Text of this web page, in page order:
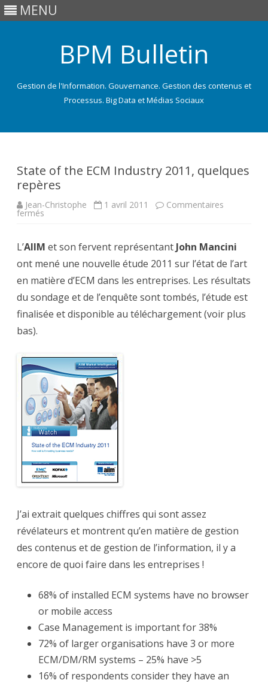
MENU
BPM Bulletin
Gestion de l'Information. Gouvernance. Gestion des contenus et
Processus. Big Data et Médias Sociaux
State of the ECM Industry 2011, quelques
repères
Jean-Christophe 1 avril 2011 Commentaires
fermés
ECM
Industry
2011,
quelques
repères
L’AIIM et son fervent représentant John Mancini
ont mené une nouvelle étude 2011 sur l’état de l’art
en matière d’ECM dans les entreprises. Les résultats
du sondage et de l’enquête sont tombés, l’étude est
finalisée et disponible au téléchargement (voir plus
bas).
J’ai extrait quelques chiffres qui sont assez
révélateurs et montrent qu’en matière de gestion
des contenus et de gestion de l’information, il y a
encore de quoi faire dans les entreprises !
68% of installed ECM systems have no browser
or mobile access
Case Management is important for 38%
72% of larger organisations have 3 or more
ECM/DM/RM systems – 25% have >5
16% of respondents consider they have an